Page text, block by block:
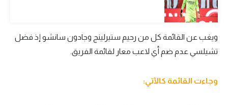
رياضة نسائية
آسيا
ويغب عن القائمة كل من رحيم ستيرلينج وجادون سانشو إذ فضل
تشيلسي عدم ضم أي لاعب معار لقائمة الفريق.
وجاءت القائمة كالآتي: